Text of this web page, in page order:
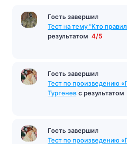
Гость завершил
Тест по произведению
Бальзак с результатом
результатом
Тургенев